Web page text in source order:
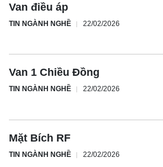
Van điều áp
TIN NGÀNH NGHỀ 22/02/2026
Van 1 Chiều Đồng
TIN NGÀNH NGHỀ 22/02/2026
Mặt Bích RF
TIN NGÀNH NGHỀ 22/02/2026